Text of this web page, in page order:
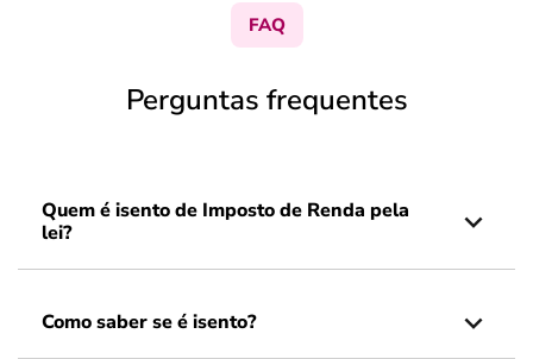
FAQ
Perguntas frequentes
Quem é isento de Imposto de Renda pela
lei?
Como saber se é isento?